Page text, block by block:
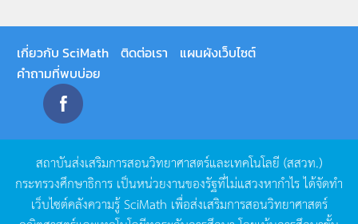
เกี่ยวกับ SciMath ติดต่อเรา
แผนผังเว็บไซต์
คำถามที่พบบ่อย
สถาบันส่งเสริมการสอนวิทยาศาสตร์และเทคโนโลยี (สสวท.)
กระทรวงศึกษาธิการ เป็นหน่วยงานของรัฐที่ไม่แสวงหากำไรได้จัดทำ
เว็บไซต์คลังความรู้SciMath เพื่อส่งเสริมการสอนวิทยาศาสตร์